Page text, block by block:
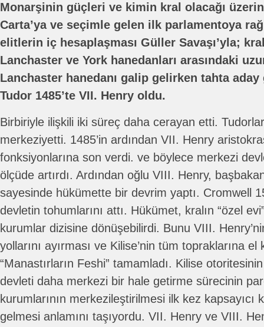
Monarşinin güçleri ve kimin kral olacağı
Carta’ya ve seçimle gelen ilk parlamentoya
elitlerin iç hesaplaşması Güller Savaşı’yla;
Lanchaster ve York hanedanları arasındaki
Lanchaster hanedanı galip gelirken tahta
Tudor 1485’te VII. Henry oldu.
Birbiriyle ilişkili iki süreç daha cerayan etti.
merkeziyetti. 1485’in ardından VII. Henry
fonksiyonlarına son verdi. ve böylece merkezi
ölçüde artırdı. Ardından oğlu VIII. Henry,
sayesinde hükümette bir devrim yaptı. Cromwell
devletin tohumlarını attı. Hükümet, kralın “özel
kurumlar dizisine dönüşebilirdi. Bunu VIII.
yollarını ayırması ve Kilise’nin tüm topraklarına el
“Manastırların Feshi” tamamladı. Kilise
devleti daha merkezi bir hale getirme sürecinin
kurumlarının merkezileştirilmesi ilk kez kapsayıcı
gelmesi anlamını taşıyordu. VII. Henry ve VIII.